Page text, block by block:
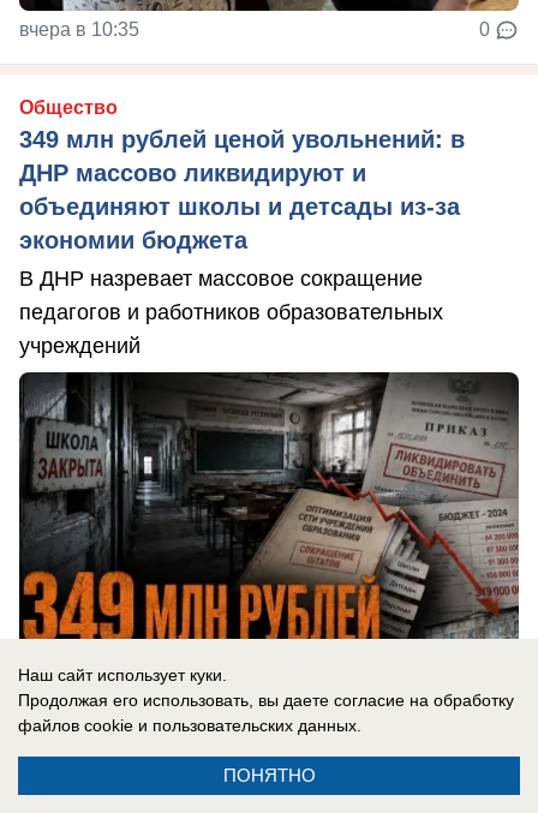
вчера в 10:35 0
Общество
349 млн рублей ценой увольнений: в
ДНР массово ликвидируют и
объединяют школы и детсады из-за
экономии бюджета
В ДНР назревает массовое сокращение
педагогов и работников образовательных
учреждений
Наш сайт использует куки.
Продолжая его использовать, вы даете согласие на обработку
файлов cookie и пользовательских данных.
ПОНЯТНО